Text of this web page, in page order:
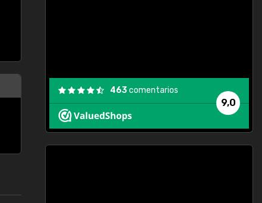
9,0
463comentarios